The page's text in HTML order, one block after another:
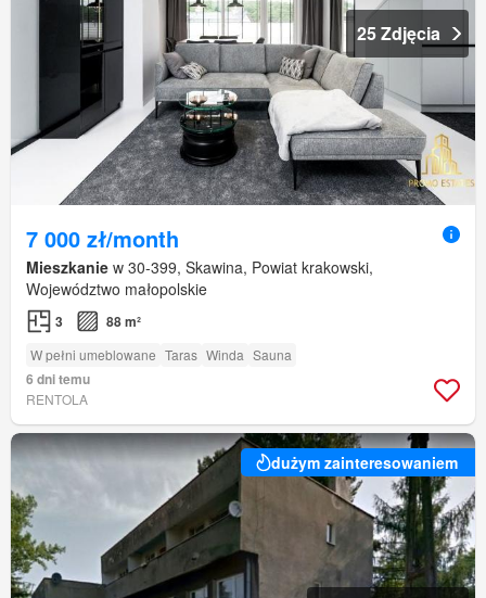
25 Zdjęcia
7 000 zł/month
Mieszkanie w 30-399, Skawina, Powiat krakowski,
Województwo małopolskie
3 88 m²
W pełni umeblowane Taras Winda Sauna
6 dni temu
RENTOLA
dużym zainteresowaniem